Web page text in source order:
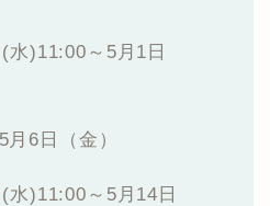
水)11:00～5月1日
月6日（金）
水)11:00～5月14日